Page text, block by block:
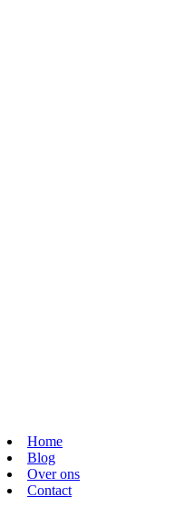
Home
Blog
Over ons
Contact